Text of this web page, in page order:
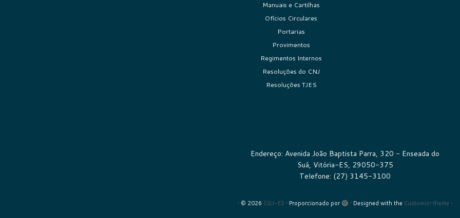
Manuais e Cartilhas
Ofícios Circulares
Portarias
Provimentos
Regimentos Internos
Resoluções do CNJ
Resoluções TJES
Endereço: Avenida João Baptista Parra, 320 - Enseada do
Suá, Vitória-ES, 29050-375
Telefone: (27) 3145-3100
· © 2026 CGJ-ES · Proporcionado por · Designed with the Customizr theme ·